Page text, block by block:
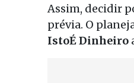
Assim, decidir
prévia. O
IstoÉ Dinheiro